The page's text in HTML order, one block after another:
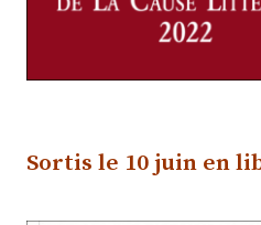
Sortis le 10 juin en